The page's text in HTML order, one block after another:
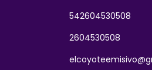
542604530508
2604530508